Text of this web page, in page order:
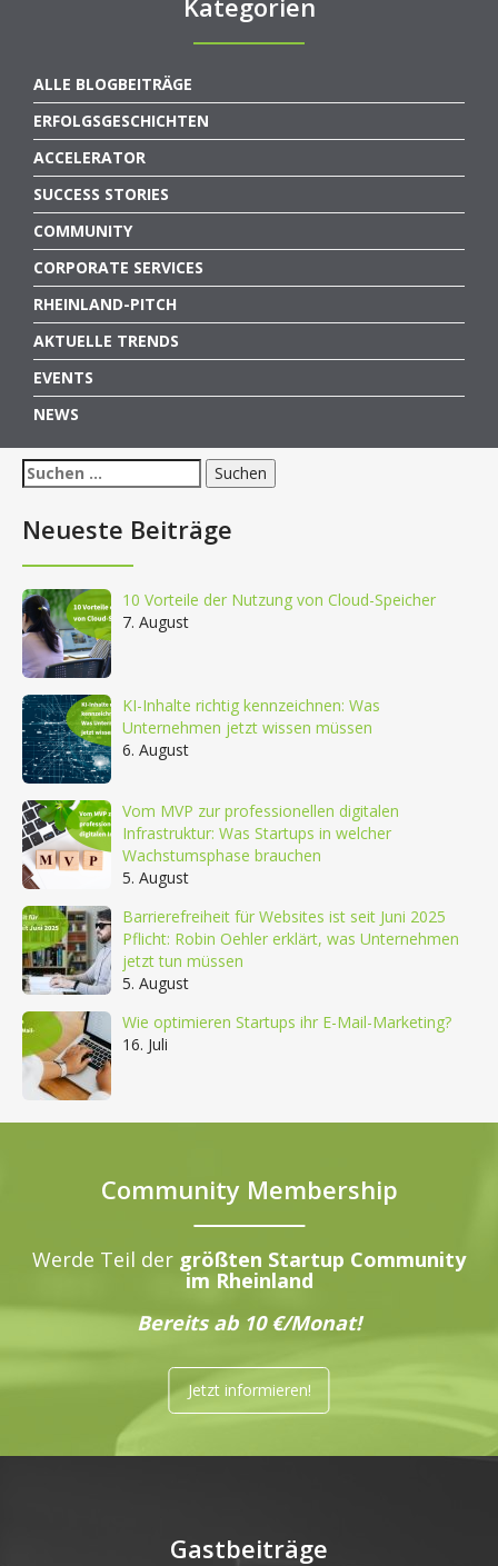
ALLE BLOGBEITRÄGE
ERFOLGSGESCHICHTEN
ACCELERATOR
SUCCESS STORIES
COMMUNITY
CORPORATE SERVICES
RHEINLAND-PITCH
AKTUELLE TRENDS
EVENTS
NEWS
Suchen
nach:
Neueste Beiträge
10 Vorteile der Nutzung von Cloud-Speicher
7. August
KI-Inhalte richtig kennzeichnen: Was
Unternehmen jetzt wissen müssen
6. August
Vom MVP zur professionellen digitalen
Infrastruktur: Was Startups in welcher
Wachstumsphase brauchen
5. August
Barrierefreiheit für Websites ist seit Juni 2025
Pflicht: Robin Oehler erklärt, was Unternehmen
jetzt tun müssen
5. August
Wie optimieren Startups ihr E-Mail-Marketing?
16. Juli
Community Membership
Werde Teil der größten Startup Community
im Rheinland
Bereits ab 10 €/Monat!
Jetzt informieren!
Gastbeiträge